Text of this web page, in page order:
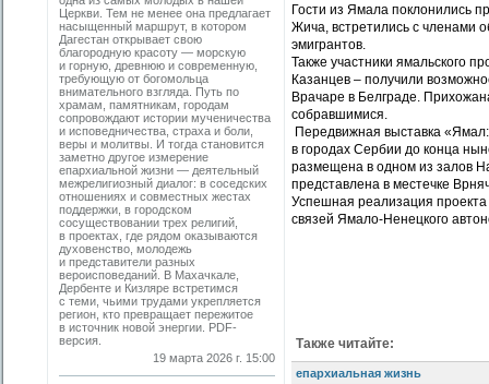
Церкви. Тем не менее она предлагает
насыщенный маршрут, в котором
Дагестан открывает свою
благородную красоту — морскую
и горную, древнюю и современную,
требующую от богомольца
внимательного взгляда. Путь по
храмам, памятникам, городам
сопровождают истории мученичества
и исповедничества, страха и боли,
веры и молитвы. И тогда становится
заметно другое измерение
епархиальной жизни — деятельный
межрелигиозный диалог: в соседских
отношениях и совместных жестах
поддержки, в городском
сосуществовании трех религий,
в проектах, где рядом оказываются
духовенство, молодежь
и представители разных
вероисповеданий. В Махачкале,
Дербенте и Кизляре встретимся
с теми, чьими трудами укрепляется
регион, кто превращает пережитое
в источник новой энергии. PDF-
версия.
19 марта 2026 г. 15:00
Гости из Ямала поклонились
Жича, встретились с членами
эмигрантов.
Также участники ямальского
Казанцев – получили
Врачаре в Белграде.
собравшимися.
Передвижная выставка
в городах Сербии до конца
размещена в одном из залов
представлена в местечке
Успешная реализация
связей Ямало-Ненецкого
Также читайте:
епархиальная жизнь